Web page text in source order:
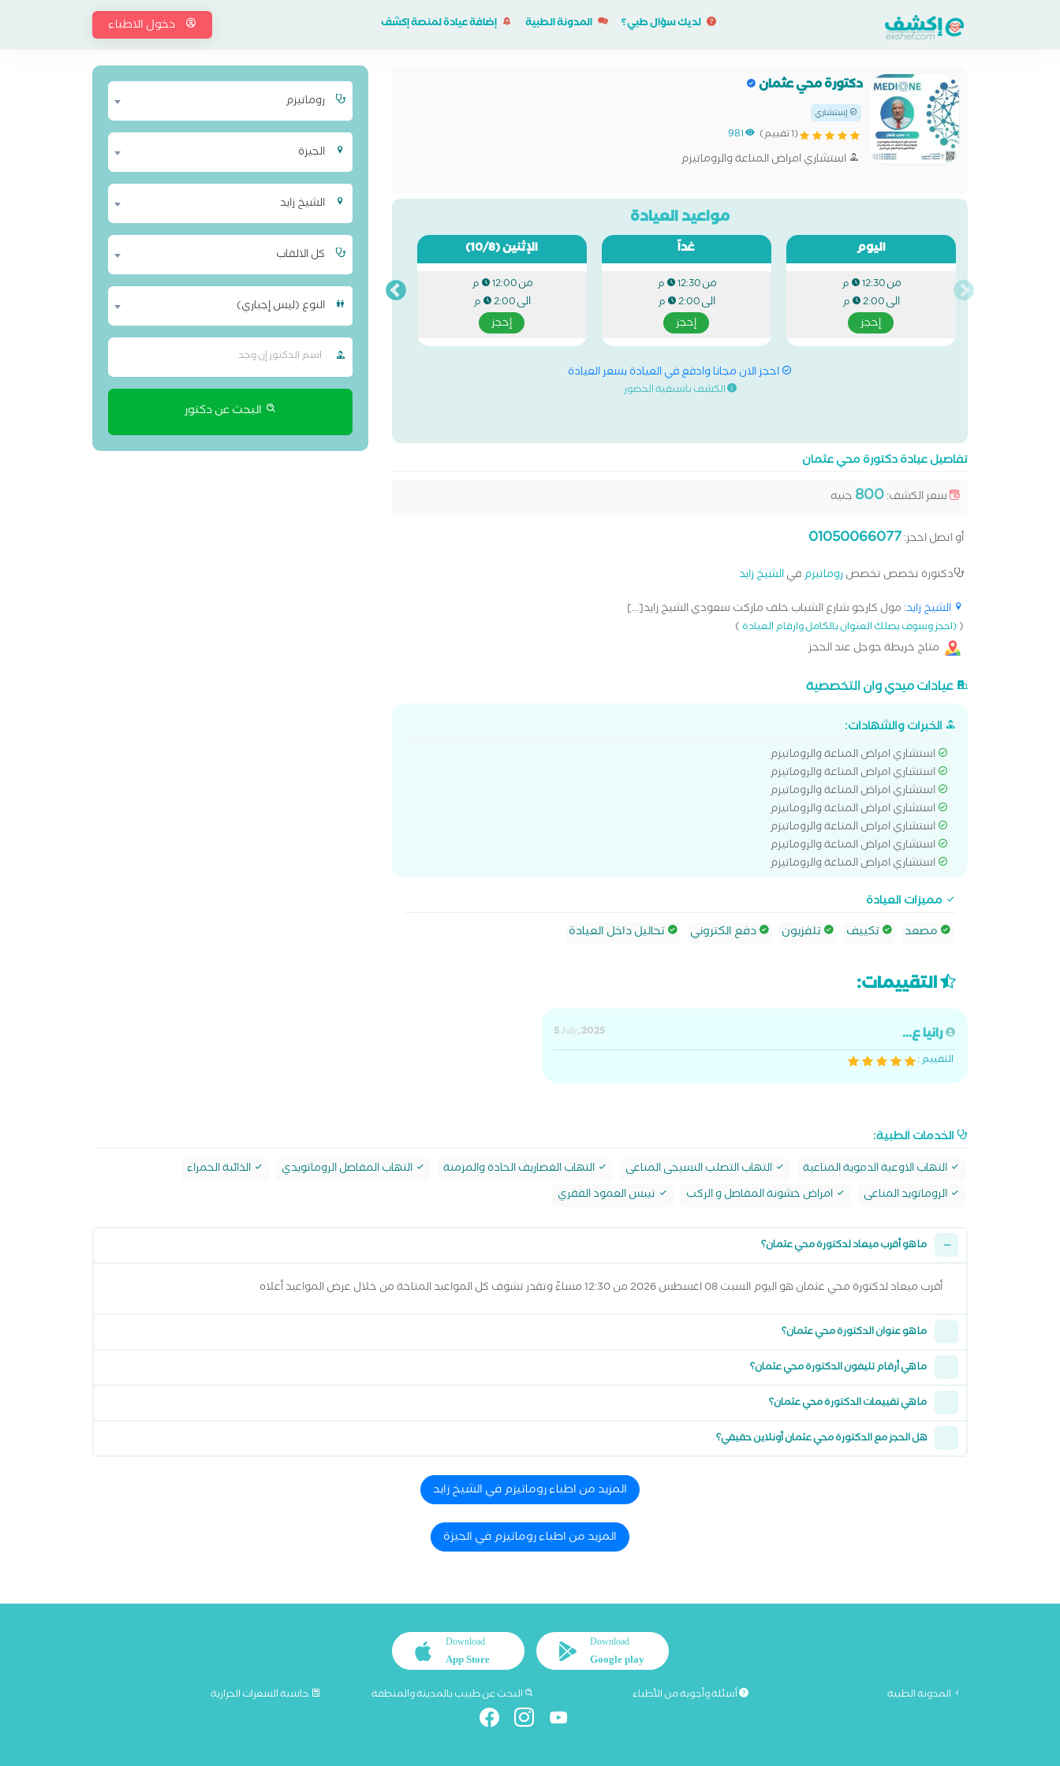
لديك سؤال طبي؟ المدونة الطبية إضافة عيادة لمنصة إكشف دخول الاطباء
دكتورة محي عثمان
إستشاري
(1 تقييم) 981
استشاري امراض المناعة والروماتيزم
مواعيد العيادة
اليوم
من12:30 م
الى2:00 م
إحجز
غداً
من12:30 م
الى2:00 م
إحجز
الإثنين(10/8)
من12:00 م
الى2:00 م
إحجز
احجز الان مجانا وادفع في العيادة بسعر العيادة
الكشف باسبقية الحضور
تفاصيل عيادة دكتورة محي عثمان
سعر الكشف:800 جنيه
أو اتصل احجز:01050066077
دكتورة تخصص تخصصروماتيزمفيالشيخ زايد
الشيخ زايد: مول كارجو شارع الشباب خلف ماركت سعودي الشيخ زايد[...]
((احجز وسوف يصلك العنوان بالكامل وارقام العيادة)
متاح خريطة جوجل عند الحجز
عيادات ميدي وان التخصصية
الخبرات والشهادات:
استشاري امراض المناعة والروماتيزم
استشاري امراض المناعة والروماتيزم
استشاري امراض المناعة والروماتيزم
استشاري امراض المناعة والروماتيزم
استشاري امراض المناعة والروماتيزم
استشاري امراض المناعة والروماتيزم
استشاري امراض المناعة والروماتيزم
مميزات العيادة
مصعد
تكييف تلفزيون دفع الكتروني تحاليل داخل العيادة
روماتيزم
الجيزة
الشيخ زايد
كل الالقاب
النوع (ليس إجباري)
البحث عن دكتور
التقييمات:
رانيا ع...
5 July, 2025
التقييم :
الخدمات الطبية:
التهاب الاوعية الدموية المناعية التهاب التصلب النسيجى المناعى التهاب الغضاريف الحادة والمزمنة التهاب المفاصل الروماتويدي
الذائبة الحمراء
الروماتويد المناعى
امراض خشونة المفاصل و الركب تيبس العمود الفقري
ما هو أقرب ميعاد لدكتورة محي عثمان؟
أقرب ميعاد لدكتورة محي عثمان هو اليوم السبت 08 اغسطس 2026 من 12:30 مساءً وتقدر تشوف كل المواعيد المتاحة من خلال عرض المواعيد أعلاه
ما هو عنوان الدكتورة محي عثمان؟
ما هي أرقام تليفون الدكتورة محي عثمان؟
ما هي تقييمات الدكتورة محي عثمان؟
هل الحجز مع الدكتورة محي عثمان أونلاين حقيقي؟
المزيد من اطباء روماتيزم في الشيخ زايد
المزيد من اطباء روماتيزم في الجيزة
Download
Google play
Download
App Store
المدونة الطبية أسئلة وأجوبة من الأطباء البحث عن طبيب بالمدينة والمنطقة حاسبة السعرات الحرارية